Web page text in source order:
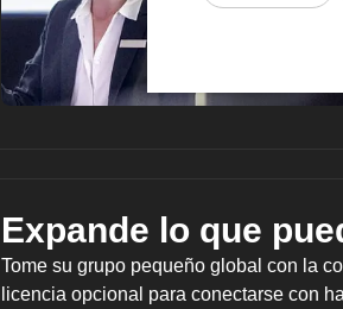
Expande lo que
Tome su grupo pequeño global con la
licencia opcional para conectarse con